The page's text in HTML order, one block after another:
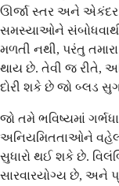
ઊર્જા સ્તર અને એકંદર
સમસ્યાઓને સંબોધવાથી
મળતી નથી, પરંતુ
થાય છે. તેવી જ રીતે,
દોરી શકે છે જો બ્લડ
જો તમે ભવિષ્યમાં
અનિયમિતતાઓને વહેલી
સુધારો થઈ શકે છે.
સારવારયોગ્ય છે, અને